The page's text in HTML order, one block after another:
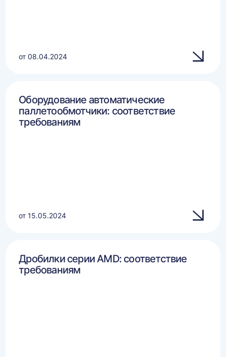
от 08.04.2024
Оборудование автоматические
паллетообмотчики: соответствие
требованиям
от 15.05.2024
Дробилки серии AMD: соответствие
требованиям